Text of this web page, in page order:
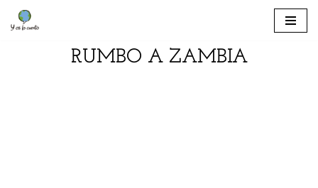
RUMBO A ZAMBIA